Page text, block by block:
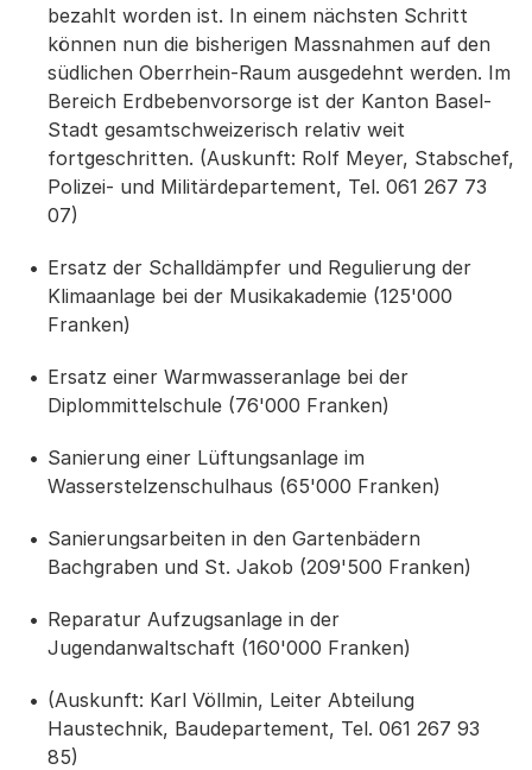
bezahlt worden ist. In einem nächsten Schritt
können nun die bisherigen Massnahmen auf den
südlichen Oberrhein-Raum ausgedehnt werden. Im
Bereich Erdbebenvorsorge ist der Kanton Basel-
Stadt gesamtschweizerisch relativ weit
fortgeschritten. (Auskunft: Rolf Meyer, Stabschef,
Polizei- und Militärdepartement, Tel. 061 267 73
07)
Ersatz der Schalldämpfer und Regulierung der
Klimaanlage bei der Musikakademie (125'000
Franken)
Ersatz einer Warmwasseranlage bei der
Diplommittelschule (76'000 Franken)
Sanierung einer Lüftungsanlage im
Wasserstelzenschulhaus (65'000 Franken)
Sanierungsarbeiten in den Gartenbädern
Bachgraben und St. Jakob (209'500 Franken)
Reparatur Aufzugsanlage in der
Jugendanwaltschaft (160'000 Franken)
(Auskunft: Karl Völlmin, Leiter Abteilung
Haustechnik, Baudepartement, Tel. 061 267 93
85)